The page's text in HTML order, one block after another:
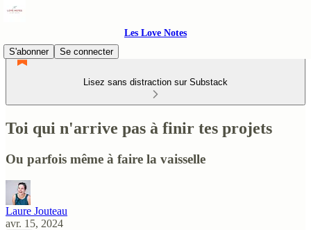
Les Love Notes
S'abonner
Se connecter
Lisez sans distraction sur Substack
Toi qui n'arrive pas à finir tes projets
Ou parfois même à faire la vaisselle
Laure Jouteau
avr. 15, 2024